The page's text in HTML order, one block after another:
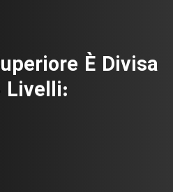
È Divisa
Livelli: